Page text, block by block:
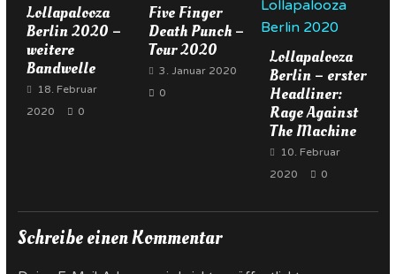
Lollapalooza
Berlin 2020 –
weitere
Bandwelle
18. Februar
2020
0
Five Finger
Death Punch –
Tour 2020
3. Januar 2020
0
Lollapalooza
Berlin – erster
Headliner:
Rage Against
The Machine
10. Februar
2020
0
Schreibe einen Kommentar